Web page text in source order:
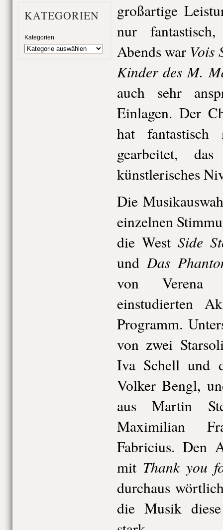
KATEGORIEN
Kategorien
großartige
nur
Abends war Vois
Kinder des M.
auch sehr
Einlagen. Der
hat fantastisch
gearbeitet,
künstlerisches
Die
einzelnen
die WestSide
undDas
von Verena
einstudierten
Programm.
von zwei
Iva Schell und
Volker Bengl,
aus Martin
Maximilian
Fabricius. Den
mit Thank you
durchaus
die Musik